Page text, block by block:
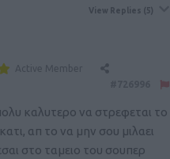
View Replies (5)
Active Member
καλυτερο να στρεφεται το
απ το να μην σου μιλαει
στο ταμειο του σουπερ